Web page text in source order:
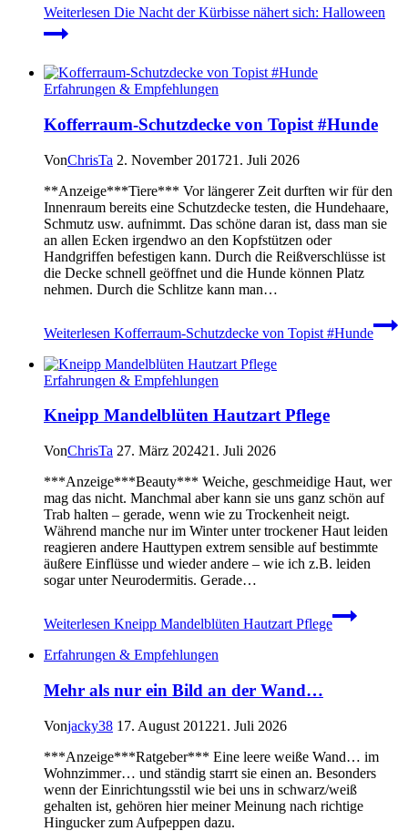
Weiterlesen Die Nacht der Kürbisse nähert sich: Halloween
Erfahrungen & Empfehlungen
Kofferraum-Schutzdecke von Topist #Hunde
VonChrisTa 2. November 201721. Juli 2026
**Anzeige***Tiere*** Vor längerer Zeit durften wir für den
Innenraum bereits eine Schutzdecke testen, die Hundehaare,
Schmutz usw. aufnimmt. Das schöne daran ist, dass man sie
an allen Ecken irgendwo an den Kopfstützen oder
Handgriffen befestigen kann. Durch die Reißverschlüsse ist
die Decke schnell geöffnet und die Hunde können Platz
nehmen. Durch die Schlitze kann man…
Weiterlesen Kofferraum-Schutzdecke von Topist #Hunde
Erfahrungen & Empfehlungen
Kneipp Mandelblüten Hautzart Pflege
VonChrisTa 27. März 202421. Juli 2026
***Anzeige***Beauty*** Weiche, geschmeidige Haut, wer
mag das nicht. Manchmal aber kann sie uns ganz schön auf
Trab halten – gerade, wenn wie zu Trockenheit neigt.
Während manche nur im Winter unter trockener Haut leiden
reagieren andere Hauttypen extrem sensible auf bestimmte
äußere Einflüsse und wieder andere – wie ich z.B. leiden
sogar unter Neurodermitis. Gerade…
Weiterlesen Kneipp Mandelblüten Hautzart Pflege
Erfahrungen & Empfehlungen
Mehr als nur ein Bild an der Wand…
Vonjacky38 17. August 201221. Juli 2026
***Anzeige***Ratgeber*** Eine leere weiße Wand… im
Wohnzimmer… und ständig starrt sie einen an. Besonders
wenn der Einrichtungsstil wie bei uns in schwarz/weiß
gehalten ist, gehören hier meiner Meinung nach richtige
Hingucker zum Aufpeppen dazu.